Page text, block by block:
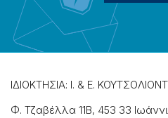
ΙΔΙΟΚΤΗΣΙΑ: Ι. & Ε.
Φ. Τζαβέλλα 11Β, 453 33